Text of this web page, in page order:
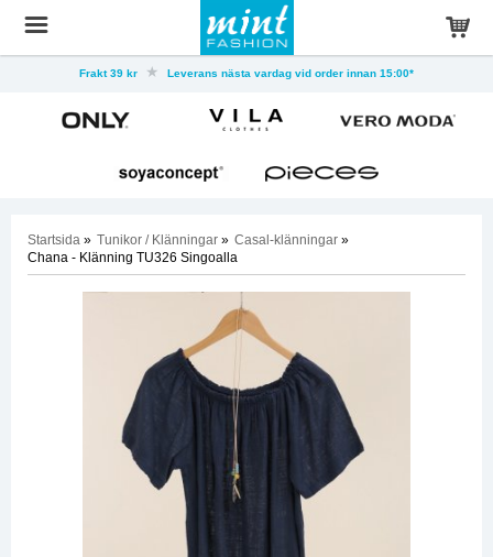
Frakt 39 kr Leverans nästa vardag vid order innan 15:00*
Startsida » Tunikor / Klänningar » Casal-klänningar »
Chana - Klänning TU326 Singoalla